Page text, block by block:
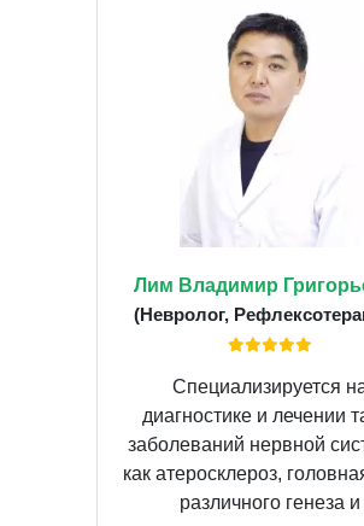
Лим Владимир
(Невролог,
Специализируется
диагностике и лечении
заболеваний нервной
как атеросклероз,
различного генеза и